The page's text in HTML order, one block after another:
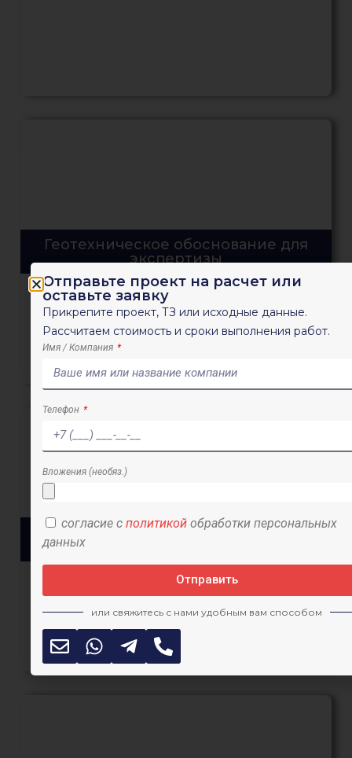
Геотехническое обоснование для
экспертизы
Геотехническое обоснование для
Отправьте проект на расчет или
оставьте заявку
Прикрепите проект, ТЗ или исходные данные.
Рассчитаем стоимость и сроки выполнения работ.
Имя / Компания
Телефон
Вложения (необяз.)
согласие с политикой обработки персональных
данных
Отправить
или свяжитесь с нами удобным вам способом